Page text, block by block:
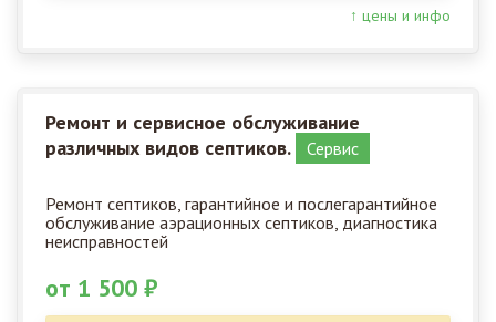
↑ цены и инфо
Ремонт и сервисное обслуживание
различных видов септиков.
Сервис
Ремонт септиков, гарантийное и послегарантийное
обслуживание аэрационных септиков, диагностика
неисправностей
от 1 500 ₽